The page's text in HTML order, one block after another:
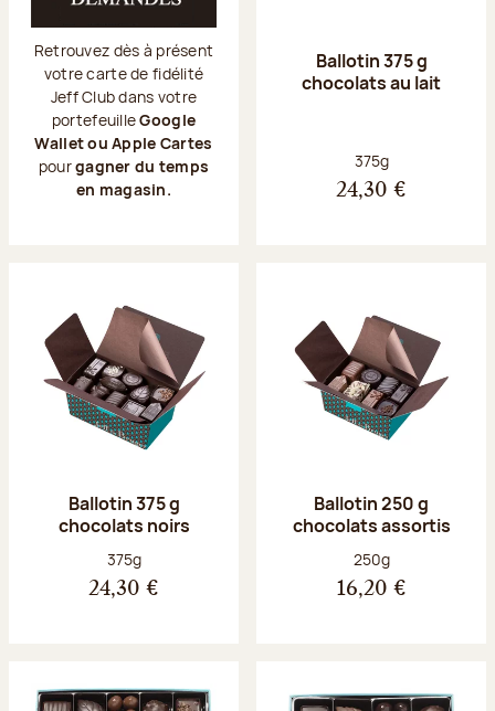
Retrouvez dès à présent
votre carte de fidélité
Jeff Club dans votre
portefeuilleGoogle
Wallet ou Apple Cartes
pourgagner du temps
en magasin.
Ballotin 375 g
chocolats au lait
Poids net :
375g
24,30 €
Ballotin 375 g
chocolats noirs
Poids net :
375g
24,30 €
Ballotin 250 g
chocolats assortis
Poids net :
250g
16,20 €